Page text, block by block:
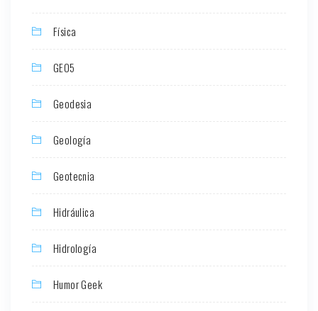
Física
GEO5
Geodesia
Geología
Geotecnia
Hidráulica
Hidrología
Humor Geek